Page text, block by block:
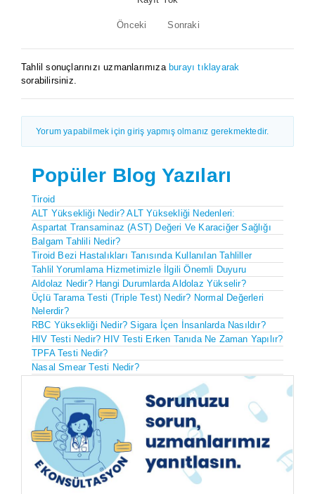
Önceki Sonraki
Tahlil sonuçlarınızı uzmanlarımıza burayı tıklayarak
sorabilirsiniz.
Yorum yapabilmek için giriş yapmış olmanız gerekmektedir.
Popüler Blog Yazıları
Tiroid
ALT Yüksekliği Nedir? ALT Yüksekliği Nedenleri:
Aspartat Transaminaz (AST) Değeri Ve Karaciğer Sağlığı
Balgam Tahlili Nedir?
Tiroid Bezi Hastalıkları Tanısında Kullanılan Tahliller
Tahlil Yorumlama Hizmetimizle İlgili Önemli Duyuru
Aldolaz Nedir? Hangi Durumlarda Aldolaz Yükselir?
Üçlü Tarama Testi (Triple Test) Nedir? Normal Değerleri
Nelerdir?
RBC Yüksekliği Nedir? Sigara İçen İnsanlarda Nasıldır?
HIV Testi Nedir? HIV Testi Erken Tanıda Ne Zaman Yapılır?
TPFA Testi Nedir?
Nasal Smear Testi Nedir?